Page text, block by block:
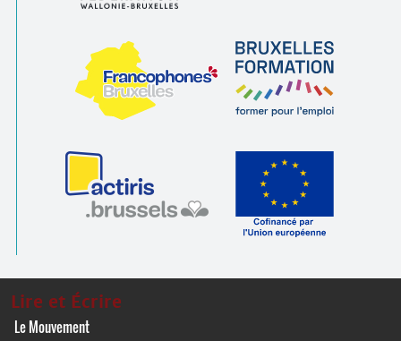
Lire et Écrire
Le Mouvement